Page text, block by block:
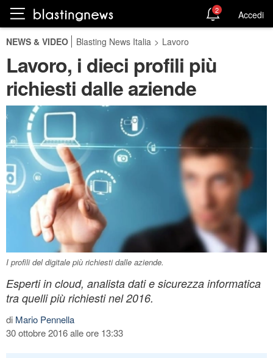
2 Accedi
NEWS & VIDEO Blasting News Italia > Lavoro
Lavoro, i dieci profili più
richiesti dalle aziende
I profili del digitale più richiesti dalle aziende.
Esperti in cloud, analista dati e sicurezza informatica
tra quelli più richiesti nel 2016.
di Mario Pennella
30 ottobre 2016 alle ore 13:33